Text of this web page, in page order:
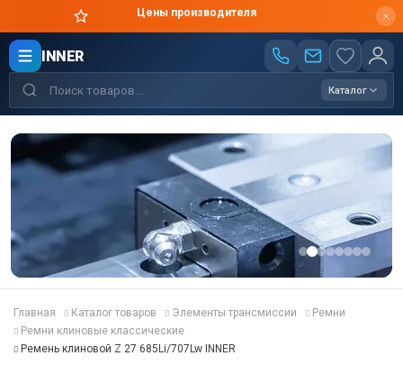
Цены производителя
INNER
Каталог
Главная Каталог товаров Элементы трансмиссии
Ремни
Ремни клиновые классические
Ремень клиновой Z 27 685Li/707Lw INNER